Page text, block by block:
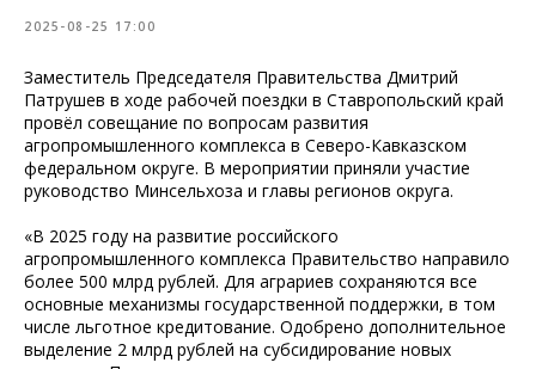
2025-08-25 17:00
Заместитель Председателя Правительства Дмитрий
Патрушев в ходе рабочей поездки в Ставропольский край
провёл совещание по вопросам развития
агропромышленного комплекса в Северо-Кавказском
федеральном округе. В мероприятии приняли участие
руководство Минсельхоза и главы регионов округа.
«В 2025 году на развитие российского
агропромышленного комплекса Правительство направило
более 500 млрд рублей. Для аграриев сохраняются все
основные механизмы государственной поддержки, в том
числе льготное кредитование. Одобрено дополнительное
выделение 2 млрд рублей на субсидирование новых